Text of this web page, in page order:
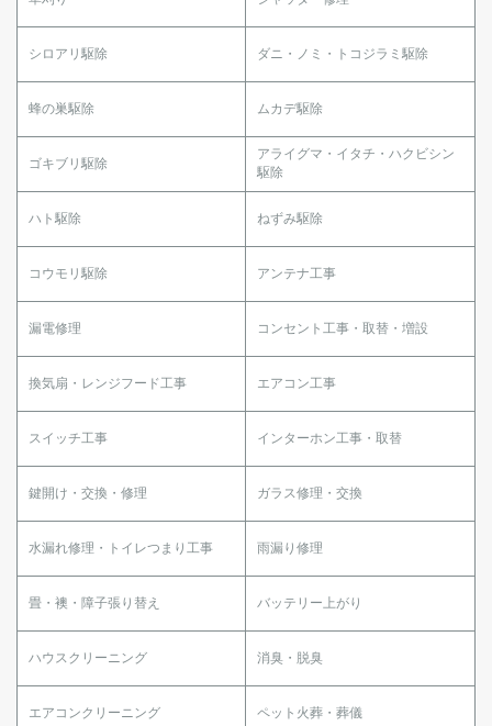
シロアリ駆除 ダニ・ノミ・トコジラミ駆除
蜂の巣駆除 ムカデ駆除
ゴキブリ駆除
アライグマ・イタチ・ハクビシン
駆除
ハト駆除 ねずみ駆除
コウモリ駆除 アンテナ工事
漏電修理 コンセント工事・取替・増設
換気扇・レンジフード工事 エアコン工事
スイッチ工事 インターホン工事・取替
鍵開け・交換・修理 ガラス修理・交換
水漏れ修理・トイレつまり工事 雨漏り修理
畳・襖・障子張り替え バッテリー上がり
ハウスクリーニング 消臭・脱臭
エアコンクリーニング ペット火葬・葬儀